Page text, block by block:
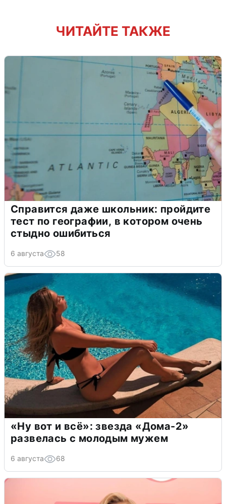
ЧИТАЙТЕ ТАКЖЕ
Справится даже школьник: пройдите
тест по географии, в котором очень
стыдно ошибиться
6 августа 58
«Ну вот и всё»: звезда «Дома-2»
развелась с молодым мужем
6 августа 68